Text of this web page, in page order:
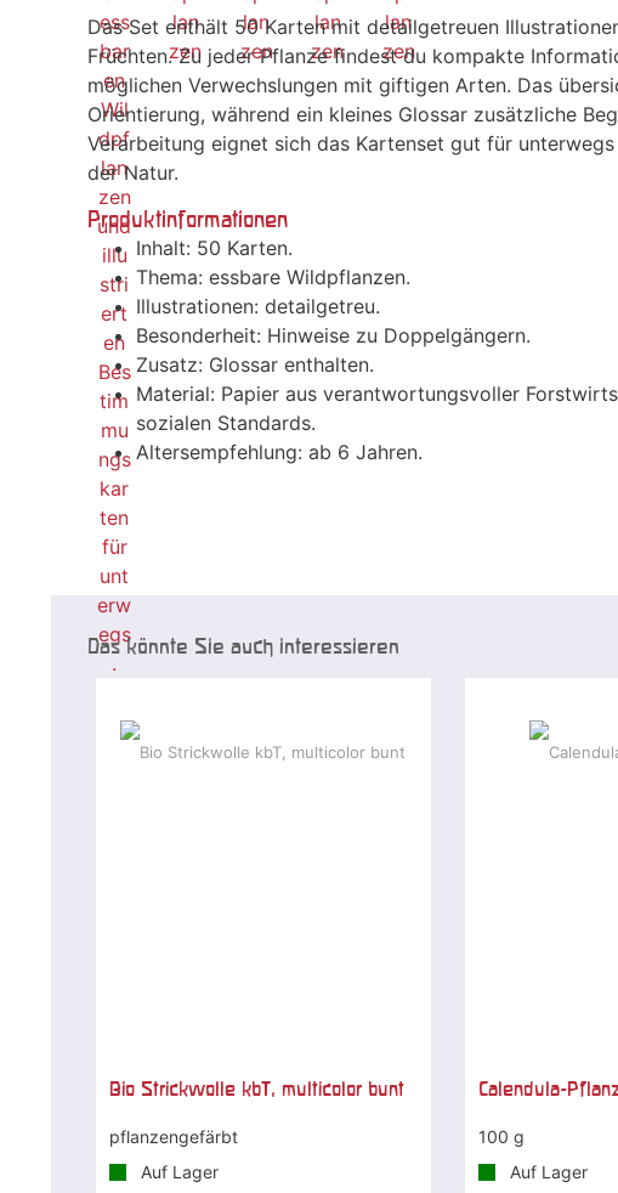
Das Set enthält 50 Karten mit detailgetreuen
Früchten. Zu jeder Pflanze findest du kompakte
möglichen Verwechslungen mit giftigen Arten. Das
Orientierung, während ein kleines Glossar zusätzliche
Verarbeitung eignet sich das Kartenset gut für
der Natur.
Produktinformationen
Inhalt: 50 Karten.
Thema: essbare Wildpflanzen.
Illustrationen: detailgetreu.
Besonderheit: Hinweise zu Doppelgängern.
Zusatz: Glossar enthalten.
Material: Papier aus verantwortungsvoller
sozialen Standards.
Altersempfehlung: ab 6 Jahren.
Das könnte Sie auch interessieren
Bio Strickwolle kbT, multicolor bunt
pflanzengefärbt
Auf Lager
Calendula-
100 g
Auf Lager